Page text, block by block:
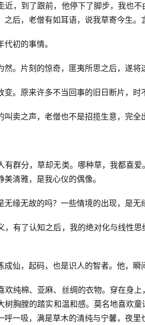
近，到了跟前，他停下了脚步，我也
后，老僧有如耳语，说我草寄今生。
初的事情。
。片刻的惊奇，匪夷所思之后，遂将
。原来许多不当回事的旧日断片，时
卖之声，老僧也不是招揽生意，完全
有群分，草却无类。哪种草，我都喜
清雅，是我心仪的偶像。
缘无故的吗？一些情境的出现，是无
，有了认知之后，我的绝对化与线性
仙，起码，也是识人的智者。他，瞬
欢纯棉、亚麻、丝绸的衣物。穿在身
树胸膛的踏实和温和感。莫名地喜欢
一吸，满是草木的清纯与宁馨，夜里